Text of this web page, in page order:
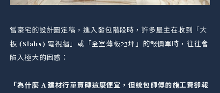
當豪宅的設計圖定稿，進入發包階段時，許多屋主在收到「大
板 (Slabs) 電視牆」或「全室薄板地坪」的報價單時，往往會
陷入極大的困惑：
「為什麼 A 建材行單賣磚這麼便宜，但統包師傅的施工費卻報